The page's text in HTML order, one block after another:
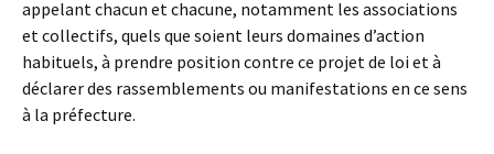
appelant chacun et chacune, notamment les associations
et collectifs, quels que soient leurs domaines d’action
habituels, à prendre position contre ce projet de loi et à
déclarer des rassemblements ou manifestations en ce sens
à la préfecture.